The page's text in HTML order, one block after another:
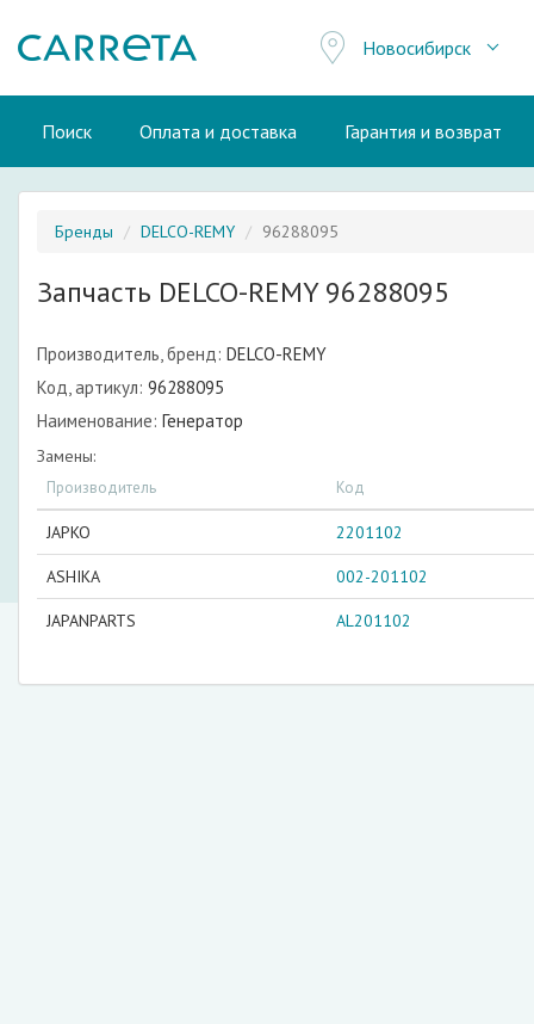
Новосибирск
Поиск Оплата и доставка Гарантия и возврат
Бренды DELCO-REMY 96288095
Запчасть DELCO-REMY 96288095
Производитель, бренд: DELCO-REMY
Код, артикул: 96288095
Наименование: Генератор
Замены:
Производитель Код
JAPKO 2201102
ASHIKA 002-201102
JAPANPARTS AL201102